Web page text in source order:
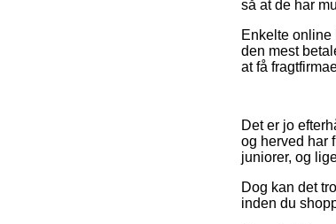
så at de har
Enkelte online
den mest
at få
Det er jo
og herved har
juniorer, og
Dog kan det
inden du